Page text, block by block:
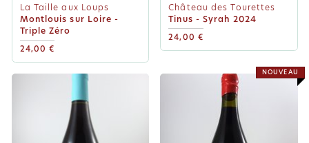
La Taille aux Loups
Montlouis sur Loire -
Triple Zéro
24,00 €
Château des Tourettes
Tinus - Syrah 2024
24,00 €
NOUVEAU